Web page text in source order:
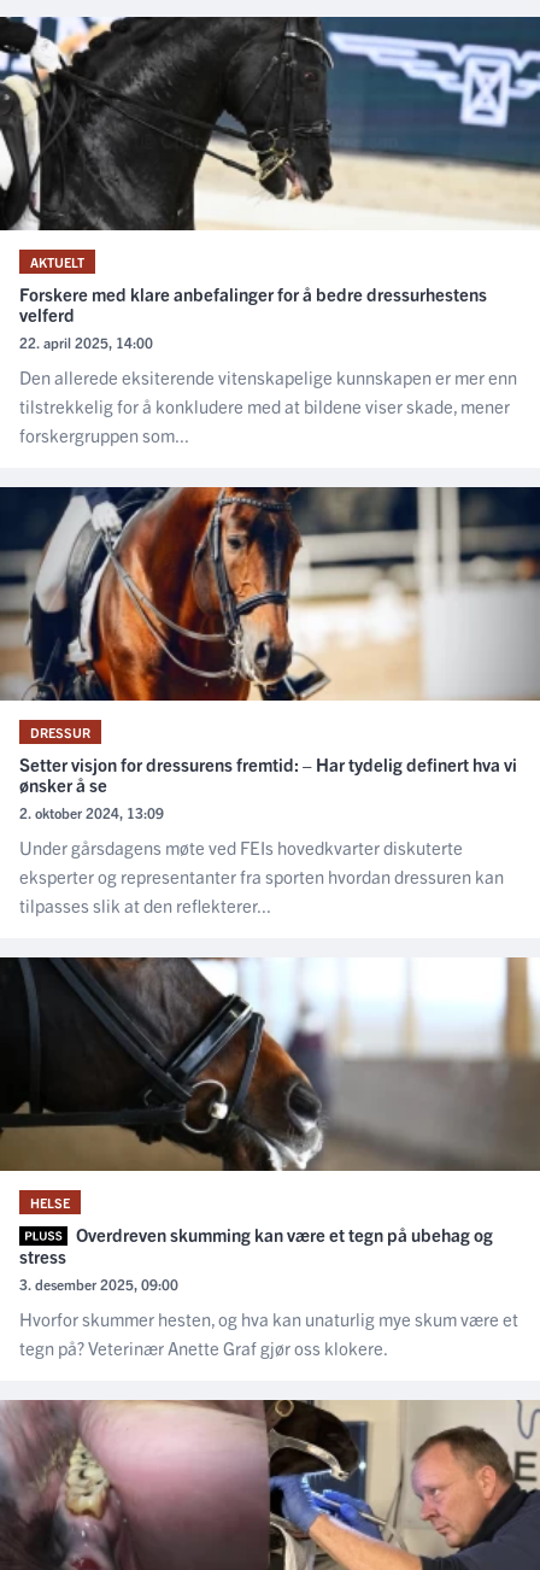
AKTUELT
Forskere med klare anbefalinger for å bedre dressurhestens
velferd
22. april 2025, 14:00
Den allerede eksiterende vitenskapelige kunnskapen er mer enn
tilstrekkelig for å konkludere med at bildene viser skade, mener
forskergruppen som...
DRESSUR
Setter visjon for dressurens fremtid: – Har tydelig definert hva vi
ønsker å se
2. oktober 2024, 13:09
Under gårsdagens møte ved FEIs hovedkvarter diskuterte
eksperter og representanter fra sporten hvordan dressuren kan
tilpasses slik at den reflekterer...
HELSE
Overdreven skumming kan være et tegn på ubehag og
stress
3. desember 2025, 09:00
Hvorfor skummer hesten, og hva kan unaturlig mye skum være et
tegn på? Veterinær Anette Graf gjør oss klokere.